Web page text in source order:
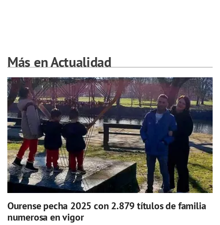
Más en Actualidad
Ourense pecha 2025 con 2.879 títulos de familia
numerosa en vigor